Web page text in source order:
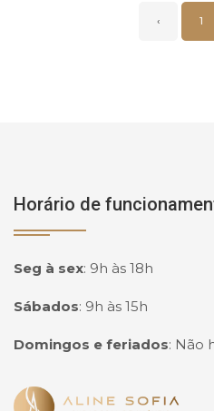
‹ 1
Horário de
Seg à sex: 9h às 18h
Sábados: 9h às 15h
Domingos e feriados: Não
Página inicial